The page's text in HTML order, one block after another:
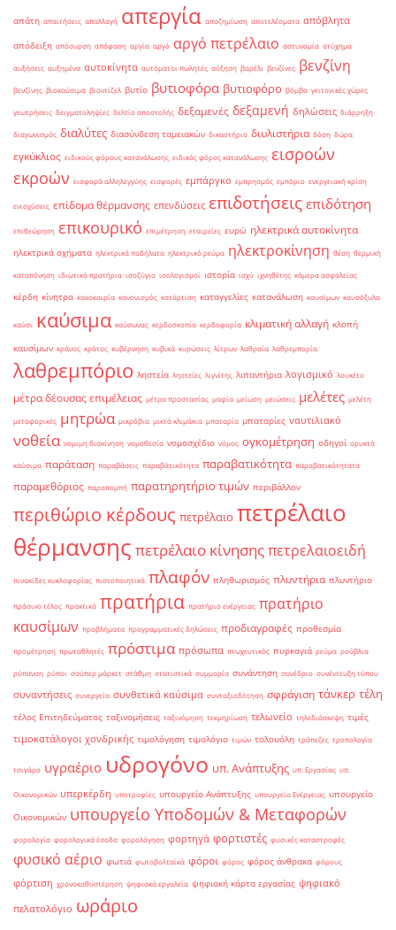
απάτη απαιτήσεις απαλλαγή απεργία αποζημίωση αποτελέσματα απόβλητα
απόδειξη απόσυρση απόφαση αργία αργό αργό πετρέλαιο αστυνομία ατύχημα
αυξήσεις αυξημένα αυτοκίνητα αυτόματοι πωλητές αύξηση βαρέλι βενζίνες βενζίνη
βενζίνης βιοκαύσιμα βιοντίζελ βυτίο βυτιοφόρα βυτιοφόρο βόμβα γειτονικές χώρες
γεωτρήσεις δειγματοληψίες δελτίο αποστολής δεξαμενές δεξαμενή δηλώσεις διάρρηξη
διαγωνισμός διαλύτες διασύνδεση ταμειακών δικαστήριο διυλιστήρια δόση δώρα
εγκύκλιος ειδικούς φόρους κατανάλωσης ειδικός φόρος κατανάλωσης εισροών
εκροών εισφορά αλληλεγγύης εισφορές εμπάργκο εμπρησμός εμπόριο ενεργειακή κρίση
ενισχύσεις επίδομα θέρμανσης επενδύσεις επιδοτήσεις επιδότηση
επιθεώρηση επικουρικό επιμέτρηση εταιρείες ευρώ ηλεκτρικά αυτοκίνητα
ηλεκτρικά οχήματα ηλεκτρικά ποδήλατα ηλεκτρικό ρεύμα ηλεκτροκίνηση θέση θερμική
καταπόνηση ιδιωτικά πρατήρια ισοζύγιο ισολογισμοί ιστορία ισχύ ιχνηθέτης κάμερα ασφαλείας
κέρδη κίνητρα κακοκαιρία κανονισμός κατάρτιση καταγγελίες κατανάλωση καυσίμων καυσόξυλα
καύσι καύσιμα καύσωνας κερδοσκοπία κερδοφορία κλιματική αλλαγή κλοπή
καυσίμων κράνος κράτος κυβέρνηση κυβικά κυρώσεις λίτρων λαθραία λαθρεμπορία
λαθρεμπόριο ληστεία ληστείες λιγνίτης λιπαντήρια λογισμικό λουκέτο
μέτρα δέουσας επιμέλειας μέτρα προστασίας μαφία μείωση μειώσεις μελέτες μελέτη
μεταφορικές μητρώα μικρόβια μικτά κλιμάκια μπαταρία μπαταρίες ναυτιλιακό
νοθεία νομιμη διακίνηση νομοθεσία νομοσχέδιο νόμος ογκομέτρηση οδηγοί ορυκτά
καύσιμα παράταση παραβάσεις παραβάτικότητα παραβατικότητα παραβατικότητατα
παραμεθόριος παραπομπή παρατηρητήριο τιμών περιβάλλον
περιθώριο κέρδους πετρέλαιο πετρέλαιο
θέρμανσης πετρέλαιο κίνησηςπετρελαιοειδή
πινακίδες κυκλοφορίας πιστοποιητικά πλαφόν πληθωρισμός πλυντήρια πλυντήριο
πράσινο τέλος πρακτικό πρατήρια πρατήριο ενέργειας πρατήριο
καυσίμων προβλήματα προγραμματικές δηλώσεις προδιαγραφές προθεσμία
προμέτρηση πρωταθλητές πρόστιμα πρόσωπα πτωχευτικός πυρκαγιά ρεύμα ρούβλια
ρύπανση ρύποι σούπερ μάρκετ στάθμη στατιστικά συμμορία συνάντηση συνέδριο συνέντευξη τύπου
συναντήσεις συνεργεία συνθετικά καύσιμα συνταξιοδότηση σφράγιση τάνκερ τέλη
τέλος Επιτηδεύματος ταξινομήσεις ταξινόμηση τεκμηρίωση τελωνείο τηλεδιάσκεψη τιμές
τιμοκατάλογοι χονδρικής τιμολόγηση τιμολόγιο τιμών τολουόλη τράπεζες τροπολογία
τσιγάρο υγραέριο υδρογόνο υπ. Ανάπτυξης υπ. Εργασίας υπ.
Οικονομικών υπερκέρδη υποτροφίες υπουργείο Ανάπτυξης υπουργείο Ενέργειας υπουργείο
Οικονομικών υπουργείο Υποδομών & Μεταφορών
φορολογία φορολογικά έσοδα φορολόγηση φορτηγά φορτιστές φυσικές καταστροφές
φυσικό αέριο φωτιά φωτοβολταϊκά φόροι φόρος φόρος άνθρακα φόρους
φόρτιση χρονοκαθυστέρηση ψηφιακά εργαλεία ψηφιακή κάρτα εργασίας ψηφιακό
πελατολόγιο ωράριο